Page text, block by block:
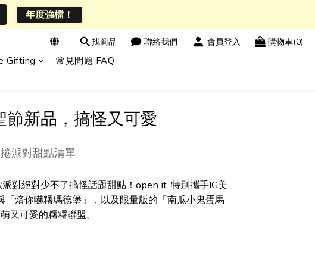
找商品 聯絡我們 會員登入 購物車(0)
Gifting 常見問題 FAQ
新品，搞怪又可愛
派對甜點清單
對絕對少不了搞怪話題甜點！open it. 特別攜手IG美
焙你嚇糬瑪德堡」，以及限量版的「南瓜小鬼蛋馬
又可愛的糬糬聯盟。
年度強檔！